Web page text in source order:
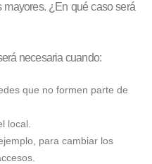
mayores. ¿En qué caso será
necesaria cuando:
que no formen parte de
local.
para cambiar los